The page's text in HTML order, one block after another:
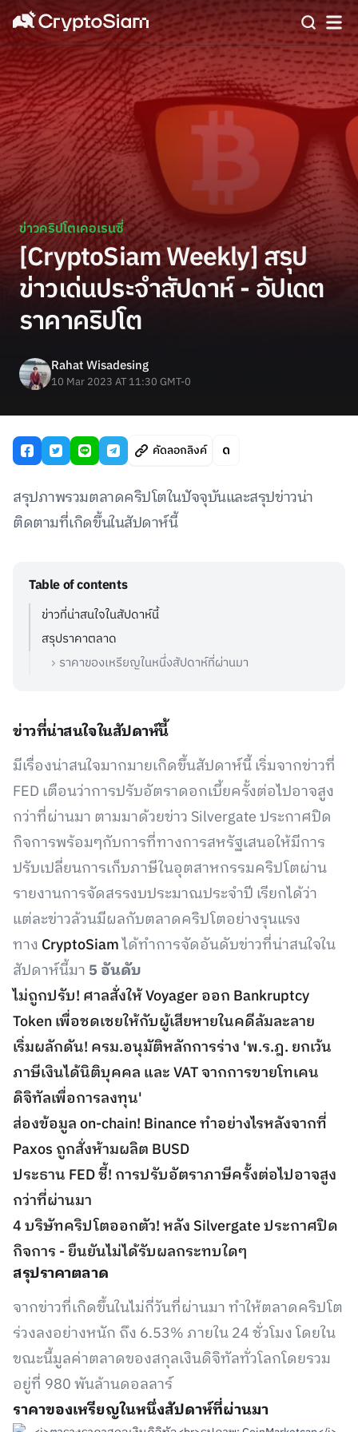
ข่าวคริปโตเคอเรนซี่
[CryptoSiam Weekly] สรุป
ข่าวเด่นประจำสัปดาห์ - อัปเดต
ราคาคริปโต
Rahat Wisadesing
10 Mar 2023 AT 11:30 GMT-0
คัดลอกลิงค์
สรุปภาพรวมตลาดคริปโตในปัจจุบันและสรุปข่าวน่า
ติดตามที่เกิดขึ้นในสัปดาห์นี้
Table of contents
ข่าวที่น่าสนใจในสัปดาห์นี้
สรุปราคาตลาด
ราคาของเหรียญในหนึ่งสัปดาห์ที่ผ่านมา
ข่าวที่น่าสนใจในสัปดาห์นี้
มีเรื่องน่าสนใจมากมายเกิดขึ้นสัปดาห์นี้ เริ่มจากข่าวที่
FED เตือนว่าการปรับอัตราดอกเบี้ยครั้งต่อไปอาจสูง
กว่าที่ผ่านมา ตามมาด้วยข่าว Silvergate ประกาศปิด
กิจการพร้อมๆกับการที่ทางการสหรัฐเสนอให้มีการ
ปรับเปลี่ยนการเก็บภาษีในอุตสาหกรรมคริปโตผ่าน
รายงานการจัดสรรงบประมาณประจำปี เรียกได้ว่า
แต่ละข่าวล้วนมีผลกับตลาดคริปโตอย่างรุนแรง
ทาง CryptoSiamได้ทำการจัดอันดับข่าวที่น่าสนใจใน
สัปดาห์นี้มา 5 อันดับ
ไม่ถูกปรับ! ศาลสั่งให้ Voyager ออก Bankruptcy
Token เพื่อชดเชยให้กับผู้เสียหายในคดีล้มละลาย
เริ่มผลักดัน! ครม.อนุมัติหลักการร่าง 'พ.ร.ฎ. ยกเว้น
ภาษีเงินได้นิติบุคคล และ VAT จากการขายโทเคน
ดิจิทัลเพื่อการลงทุน'
ส่องข้อมูล on-chain! Binance ทำอย่างไรหลังจากที่
Paxos ถูกสั่งห้ามผลิต BUSD
ประธาน FED ชี้! การปรับอัตราภาษีครั้งต่อไปอาจสูง
กว่าที่ผ่านมา
4 บริษัทคริปโตออกตัว! หลัง Silvergate ประกาศปิด
กิจการ - ยืนยันไม่ได้รับผลกระทบใดๆ
สรุปราคาตลาด
จากข่าวที่เกิดขึ้นในไม่กี่วันที่ผ่านมา ทำให้ตลาดคริปโต
ร่วงลงอย่างหนัก ถึง 6.53% ภายใน 24 ชั่วโมง โดยใน
ขณะนี้มูลค่าตลาดของสกุลเงินดิจิทัลทั่วโลกโดยรวม
อยู่ที่ 980 พันล้านดอลลาร์
ราคาของเหรียญในหนึ่งสัปดาห์ที่ผ่านมา